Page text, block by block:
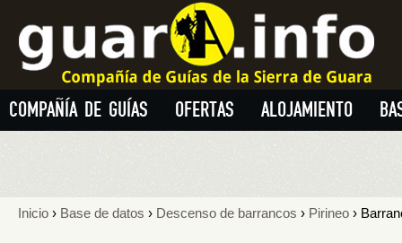
COMPAÑÍA DE GUÍAS OFERTAS ALOJAMIENTO
Inicio › Base de datos › Descenso de barrancos › Pirineo ›